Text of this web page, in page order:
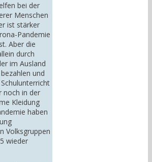
bei der
Menschen
ist stärker
Pandemie
Aber die
durch
im Ausland
und
noch in der
Kleidung
haben
Volksgruppen
wieder